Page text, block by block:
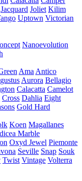
Jacquard Joliet Kilim
Uptown Victorian
Nanoevolution
Ama Antico
Aurora Bellagio
Calacatta Camelot
Cross Dahlia Eight
Gold Hard
Koen Magallanes
Marble
Oxyd Jewel Piemonte
Seville Snap Souk
Twist Vintage Volterra